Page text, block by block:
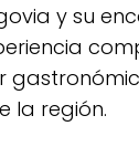
y su
la región.